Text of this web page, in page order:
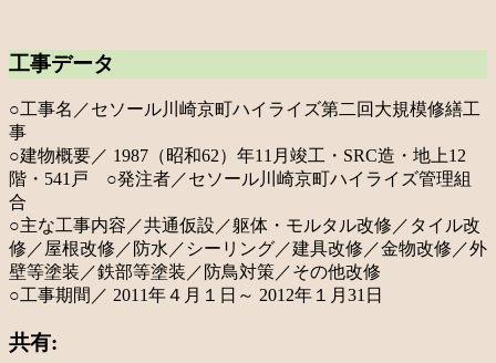
工事データ
○工事名／セソール川崎京町ハイライズ第二回大規模修繕工
事
○建物概要／ 1987（昭和62）年11月竣工・SRC造・地上12
階・541戸 ○発注者／セソール川崎京町ハイライズ管理組
合
○主な工事内容／共通仮設／躯体・モルタル改修／タイル改
修／屋根改修／防水／シーリング／建具改修／金物改修／外
壁等塗装／鉄部等塗装／防鳥対策／その他改修
○工事期間／ 2011年４月１日～ 2012年１月31日
共有: